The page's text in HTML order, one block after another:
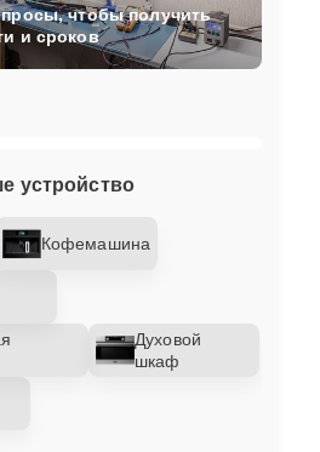
устройство
Кофемашина
Духовой
шкаф
чтобы получить
и сроков